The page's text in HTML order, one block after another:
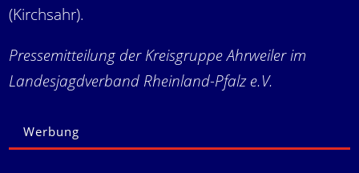
(Kirchsahr).
Pressemitteilung der Kreisgruppe Ahrweiler im
Landesjagdverband Rheinland-Pfalz e.V.
Werbung